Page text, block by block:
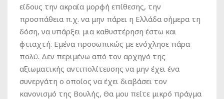
είδους την ακραία μορφή επίθεσης, την
προσπάθεια π.χ. να μην πάρει η Ελλάδα σήμερα τη
δόση, να υπάρξει μια καθυστέρηση έστω και
φτιαχτή. Εμένα προσωπικώς με ενόχλησε πάρα
πολύ. Δεν περιμένω από τον αρχηγό της
αξιωματικής αντιπολίτευσης να μην έχει ένα
συνεργάτη ο οποίος να έχει διαβάσει τον
κανονισμό της Βουλής, Θα μου πείτε μικρό πράγμα